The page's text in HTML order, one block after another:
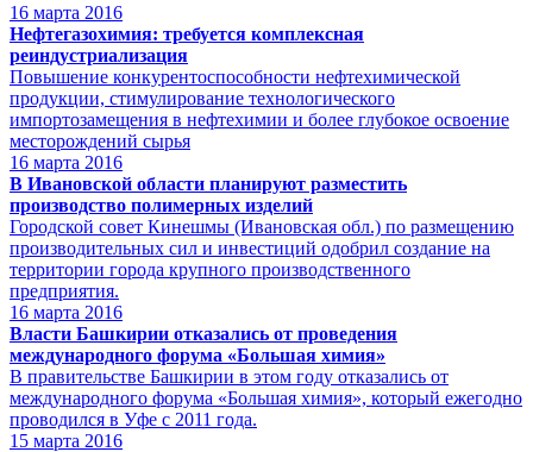
16 марта 2016
Нефтегазохимия: требуется комплексная
реиндустриализация
Повышение конкурентоспособности нефтехимической
продукции, стимулирование технологического
импортозамещения в нефтехимии и более глубокое освоение
месторождений сырья
16 марта 2016
В Ивановской области планируют разместить
производство полимерных изделий
Городской совет Кинешмы (Ивановская обл.) по размещению
производительных сил и инвестиций одобрил создание на
территории города крупного производственного
предприятия.
16 марта 2016
Власти Башкирии отказались от проведения
международного форума «Большая химия»
В правительстве Башкирии в этом году отказались от
международного форума «Большая химия», который ежегодно
проводился в Уфе с 2011 года.
15 марта 2016